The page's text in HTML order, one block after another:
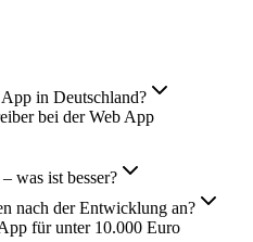
in Deutschland?
bei der Web App
was ist besser?
nach der Entwicklung an?
für unter 10.000 Euro